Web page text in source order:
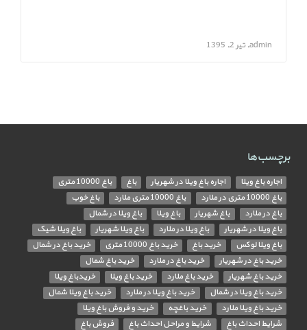
admin, تیر 2, 1395
برچسب‌ها
اجاره باغ ویلا اجاره باغ ویلا در شهریار باغ
باغ 10000 متری
باغ 10000 متری در ملارد
باغ 10000 متری ملارد
باغ خوب
باغ در ملارد
باغ شهریار باغ ویلا
باغ ویلا در شمال
باغ ویلا در شهریار
باغ ویلا در ملارد باغ ویلا شهریار
باغ ویلا شیک
باغ ویلا لوکس
خرید باغ خرید باغ 10000 متری
خرید باغ در شمال
خرید باغ در شهریار
خرید باغ در ملارد
خرید باغ شمال
خرید باغ شهریار
خرید باغ ملارد خرید باغ ویلا
خریدباغ ویلا
خرید باغ ویلا در شمال
خرید باغ ویلا در ملارد
خرید باغ ویلا شمال
خرید باغ ویلا ملارد
خرید باغچه
خرید و فروش باغ ویلا
شرایط احداث باغ
شرایط و مراحل احداث باغ
فروش باغ